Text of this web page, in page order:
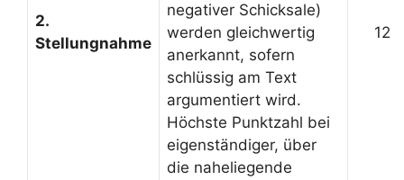
2.
Stellungnahme
negativer Schicksale)
werden gleichwertig
anerkannt, sofern
schlüssig am Text
argumentiert wird.
Höchste Punktzahl bei
eigenständiger, über
die naheliegende
12